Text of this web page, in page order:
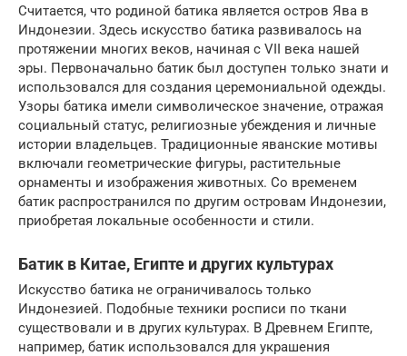
Считается, что родиной батика является остров Ява в
Индонезии. Здесь искусство батика развивалось на
протяжении многих веков, начиная с VII века нашей
эры. Первоначально батик был доступен только знати и
использовался для создания церемониальной одежды.
Узоры батика имели символическое значение, отражая
социальный статус, религиозные убеждения и личные
истории владельцев. Традиционные яванские мотивы
включали геометрические фигуры, растительные
орнаменты и изображения животных. Со временем
батик распространился по другим островам Индонезии,
приобретая локальные особенности и стили.
Батик в Китае, Египте и других культурах
Искусство батика не ограничивалось только
Индонезией. Подобные техники росписи по ткани
существовали и в других культурах. В Древнем Египте,
например, батик использовался для украшения